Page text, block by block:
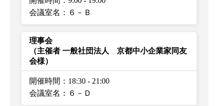
会議室名：６－Ｂ
理事会
（主催者 一般社団法人 京都中小企業家同友
会様）
開催時間：18:30 - 21:00
会議室名：６－Ｄ